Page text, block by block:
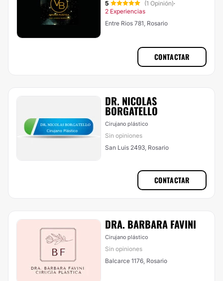
5 (1 Opinión)·
2 Experiencias
Entre Rios 781, Rosario
CONTACTAR
DR. NICOLAS
BORGATELLO
Cirujano plástico
Sin opiniones
San Luis 2493, Rosario
CONTACTAR
DRA. BARBARA FAVINI
Cirujano plástico
Sin opiniones
Balcarce 1176, Rosario